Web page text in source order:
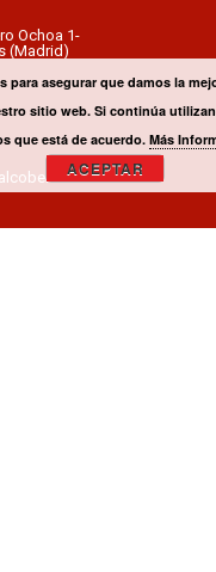
Ochoa 1-
(Madrid)
para asegurar que damos la
sitio web. Si continúa
que está de acuerdo. Más
ACEPTAR